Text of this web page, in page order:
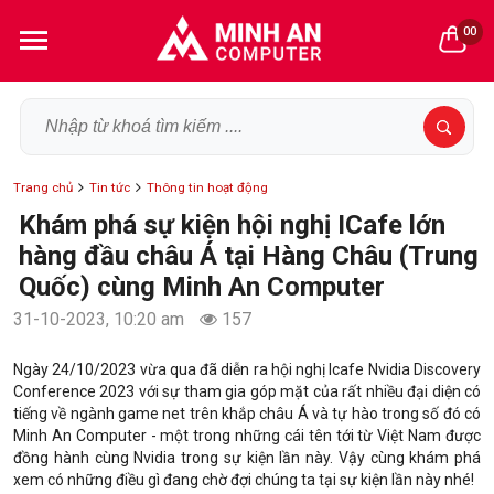
00
Trang chủ Tin tức Thông tin hoạt động
Khám phá sự kiện hội nghị ICafe lớn
hàng đầu châu Á tại Hàng Châu (Trung
Quốc) cùng Minh An Computer
31-10-2023, 10:20 am 157
Ngày 24/10/2023 vừa qua đã diễn ra hội nghị Icafe Nvidia Discovery
Conference 2023 với sự tham gia góp mặt của rất nhiều đại diện có
tiếng về ngành game net trên khắp châu Á và tự hào trong số đó có
Minh An Computer - một trong những cái tên tới từ Việt Nam được
đồng hành cùng Nvidia trong sự kiện lần này. Vậy cùng khám phá
xem có những điều gì đang chờ đợi chúng ta tại sự kiện lần này nhé!